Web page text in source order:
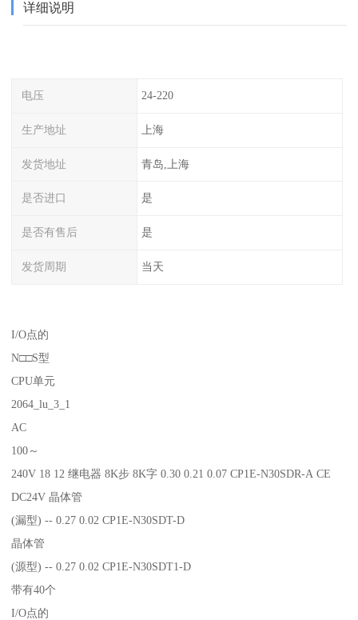
详细说明
电压 24-220
生产地址 上海
发货地址 青岛,上海
是否进口 是
是否有售后 是
发货周期 当天
I/O点的
N□□S型
CPU单元
2064_lu_3_1
AC
100～
240V 18 12 继电器 8K步 8K字 0.30 0.21 0.07 CP1E-N30SDR-A CE
DC24V 晶体管
(漏型) -- 0.27 0.02 CP1E-N30SDT-D
晶体管
(源型) -- 0.27 0.02 CP1E-N30SDT1-D
带有40个
I/O点的